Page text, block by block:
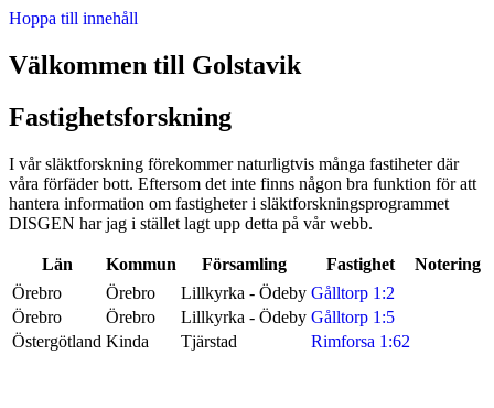
Hoppa till innehåll
Välkommen till Golstavik
Fastighetsforskning
I vår släktforskning förekommer naturligtvis många fastiheter där
våra förfäder bott. Eftersom det inte finns någon bra funktion för att
hantera information om fastigheter i släktforskningsprogrammet
DISGEN har jag i stället lagt upp detta på vår webb.
Län Kommun Församling Fastighet
Notering
Örebro
Örebro Lillkyrka - Ödeby Gålltorp 1:2
Örebro
Örebro Lillkyrka - Ödeby Gålltorp 1:5
Östergötland Kinda Tjärstad Rimforsa 1:62